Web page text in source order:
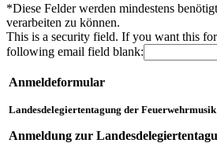
*Diese Felder werden mindestens
verarbeiten zu können.
This is a security field. If you want this
following email field blank:
Anmeldeformular
Landesdelegiertentagung der
Anmeldung zur